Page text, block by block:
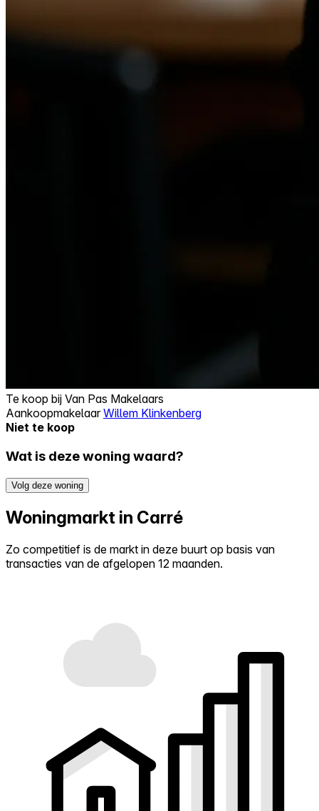
Te koop bij Van Pas Makelaars
AankoopmakelaarWillem Klinkenberg
Niet te koop
Wat is deze woning waard?
Volg deze woning
Woningmarkt in Carré
Zo competitief is de markt in deze buurt op basis van
transacties van de afgelopen 12 maanden.